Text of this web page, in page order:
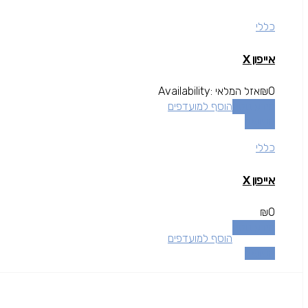
כללי
אייפון X
₪0
Availability: אזל המלאי
הוסף למועדפים
כללי
אייפון X
₪0
הוסף למועדפים